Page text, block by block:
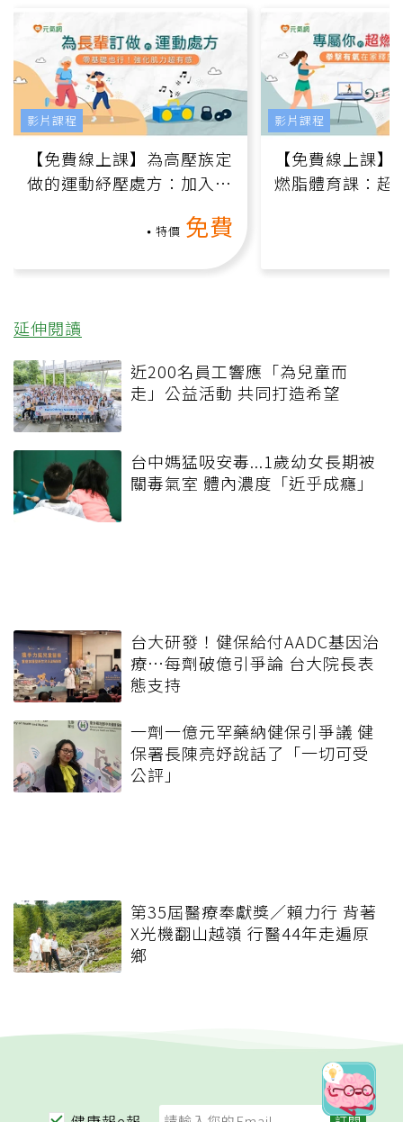
【免費線上課】為高壓族定
做的運動紓壓處方：加入行
特價 免費
影片課程
【免費線上課
燃脂體育課：超
影片課程
延伸閱讀
近200名員工響應「為兒童而
走」公益活動 共同打造希望
台中媽猛吸安毒...1歲幼女長期被
關毒氣室 體內濃度「近乎成癮」
台大研發！健保給付AADC基因治
療⋯每劑破億引爭論 台大院長表
態支持
一劑一億元罕藥納健保引爭議 健
保署長陳亮妤說話了「一切可受
公評」
第35屆醫療奉獻獎／賴力行 背著
X光機翻山越嶺 行醫44年走遍原
鄉